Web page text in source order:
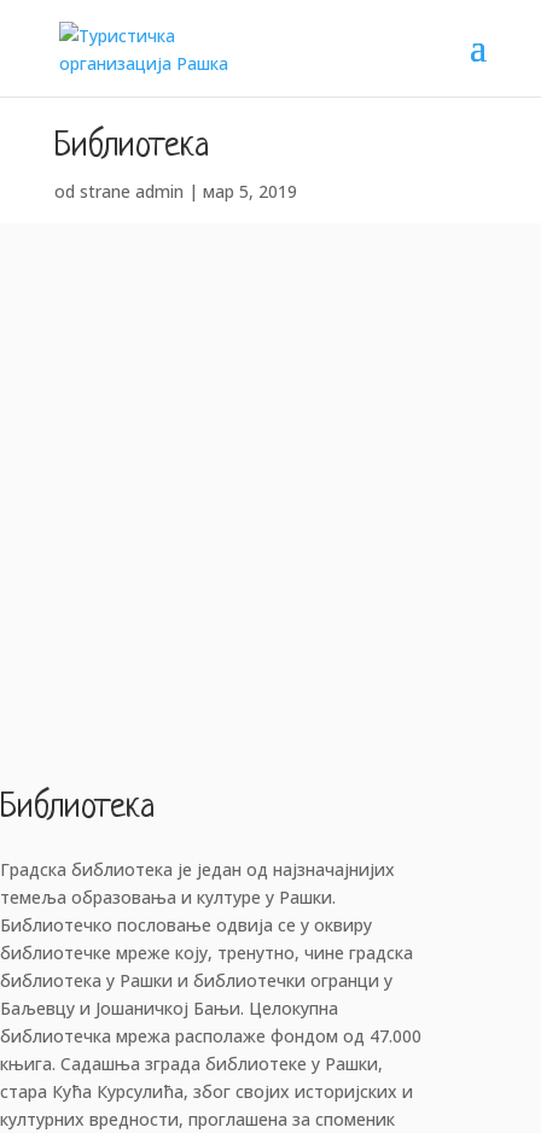
Библиотека
od strane admin | мар 5, 2019
Библиотека
Градска библиотека је један од најзначајнијих
темеља образовања и културе у Рашки.
Библиотечко пословање одвија се у оквиру
библиотечке мреже коју, тренутно, чине градска
библиотека у Рашки и библиотечки огранци у
Баљевцу и Јошаничкој Бањи. Целокупна
библиотечка мрежа располаже фондом од 47.000
књига. Садашња зграда библиотеке у Рашки,
стара Кућа Курсулића, због својих историјских и
културних вредности, проглашена за споменик